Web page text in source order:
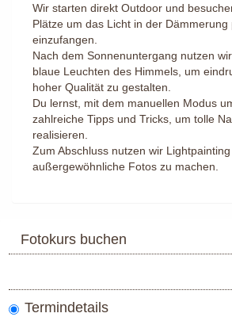
Wir starten direkt Outdoor und
Plätze um das Licht in der Dämmerung
einzufangen.
Nach dem Sonnenuntergang nutzen
blaue Leuchten des Himmels, um
hoher Qualität zu gestalten.
Du lernst, mit dem manuellen Modus
zahlreiche Tipps und Tricks, um tolle
realisieren.
Zum Abschluss nutzen wir
außergewöhnliche Fotos zu machen.
Fotokurs buchen
Termindetails